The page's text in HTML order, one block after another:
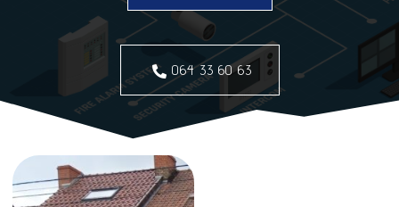
064 33 60 63